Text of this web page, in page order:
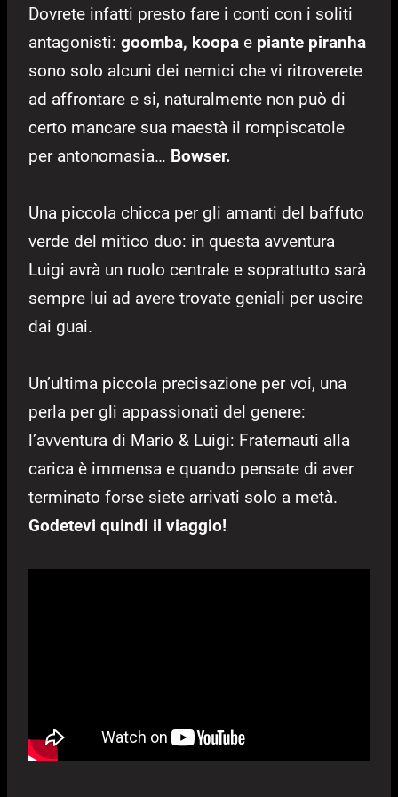
Dovrete infatti presto fare i conti con i soliti
antagonisti: goomba, koopa e piante piranha
sono solo alcuni dei nemici che vi ritroverete
ad affrontare e si, naturalmente non può di
certo mancare sua maestà il rompiscatole
per antonomasia… Bowser.
Una piccola chicca per gli amanti del baffuto
verde del mitico duo: in questa avventura
Luigi avrà un ruolo centrale e soprattutto sarà
sempre lui ad avere trovate geniali per uscire
dai guai.
Un’ultima piccola precisazione per voi, una
perla per gli appassionati del genere:
l’avventura di Mario & Luigi: Fraternauti alla
carica è immensa e quando pensate di aver
terminato forse siete arrivati solo a metà.
Godetevi quindi il viaggio!